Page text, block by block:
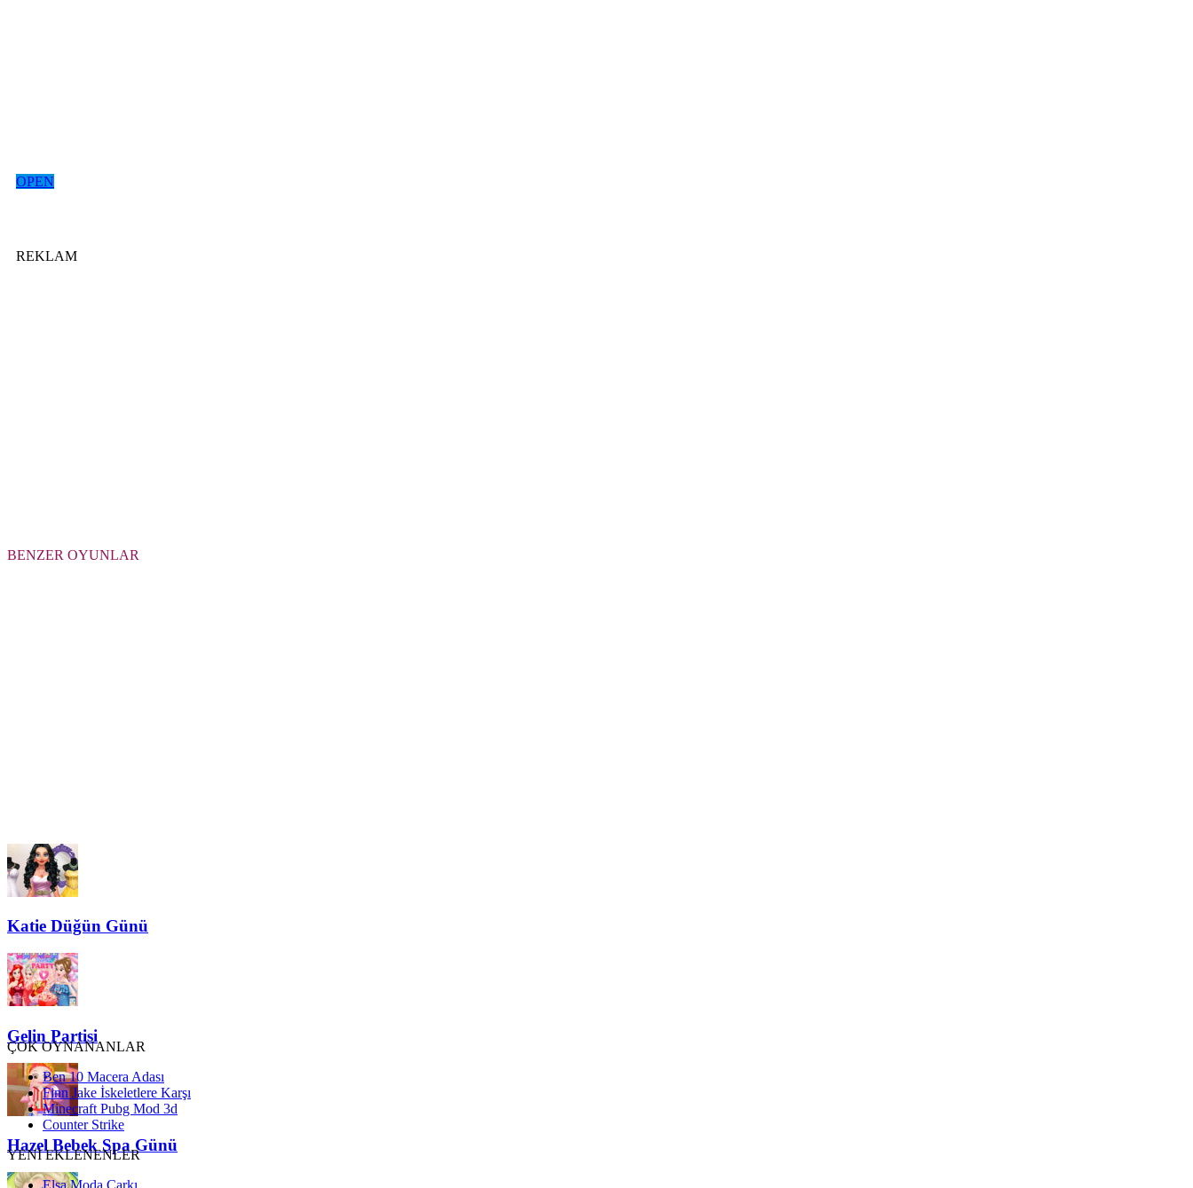
OPEN
REKLAM
BENZER OYUNLAR
Katie Düğün Günü
Gelin Partisi
Hazel Bebek Spa Günü
ÇOK OYNANANLAR
Ben 10 Macera Adası
Finn Jake İskeletlere Karşı
Minecraft Pubg Mod 3d
Counter Strike
YENİ EKLENENLER
Elsa Moda Çarkı